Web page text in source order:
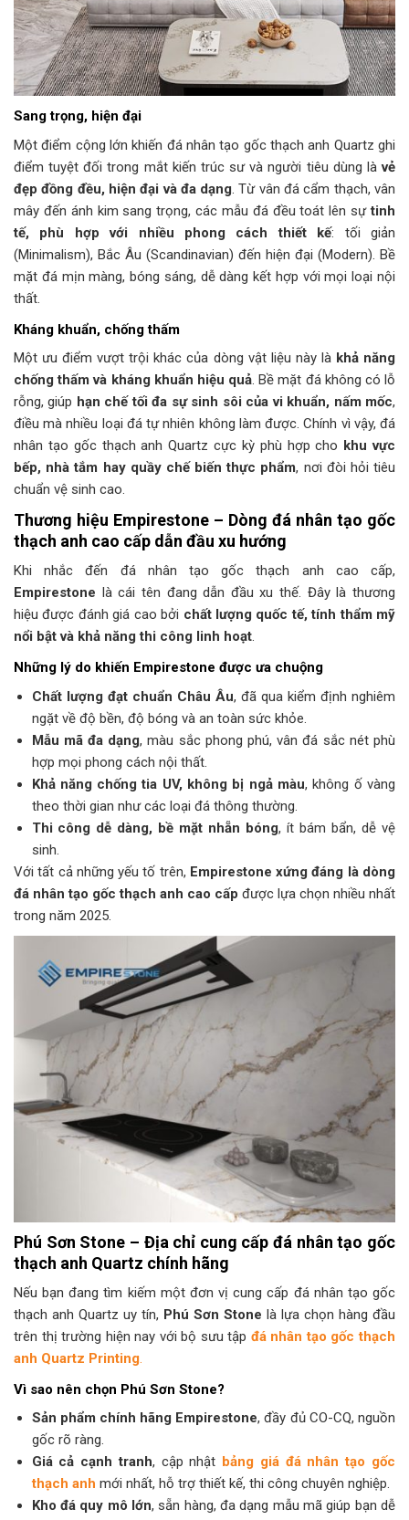
Sang trọng, hiện đại
Một điểm cộng lớn khiến đá nhân tạo gốc thạch anh Quartz ghi
điểm tuyệt đối trong mắt kiến trúc sư và người tiêu dùng làvẻ
đẹp đồng đều, hiện đại và đa dạng. Từ vân đá cẩm thạch, vân
mây đến ánh kim sang trọng, các mẫu đá đều toát lên sựtinh
tế, phù hợp với nhiều phong cách thiết kế: tối giản
(Minimalism), Bắc Âu (Scandinavian) đến hiện đại (Modern). Bề
mặt đá mịn màng, bóng sáng, dễ dàng kết hợp với mọi loại nội
thất.
Kháng khuẩn, chống thấm
Một ưu điểm vượt trội khác của dòng vật liệu này là khả năng
chống thấm và kháng khuẩn hiệu quả. Bề mặt đá không có lỗ
rỗng, giúp hạn chế tối đa sự sinh sôi của vi khuẩn, nấm mốc,
điều mà nhiều loại đá tự nhiên không làm được. Chính vì vậy, đá
nhân tạo gốc thạch anh Quartz cực kỳ phù hợp cho khu vực
bếp, nhà tắm hay quầy chế biến thực phẩm, nơi đòi hỏi tiêu
chuẩn vệ sinh cao.
Thương hiệu Empirestone – Dòng đá nhân tạo gốc
thạch anh cao cấp dẫn đầu xu hướng
Khi nhắc đến đá nhân tạo gốc thạch anh cao cấp,
Empirestone là cái tên đang dẫn đầu xu thế. Đây là thương
hiệu được đánh giá cao bởi chất lượng quốc tế, tính thẩm mỹ
nổi bật và khả năng thi công linh hoạt.
Những lý do khiến Empirestone được ưa chuộng
Chất lượng đạt chuẩn Châu Âu, đã qua kiểm định nghiêm
ngặt về độ bền, độ bóng và an toàn sức khỏe.
Mẫu mã đa dạng, màu sắc phong phú, vân đá sắc nét phù
hợp mọi phong cách nội thất.
Khả năng chống tia UV, không bị ngả màu, không ố vàng
theo thời gian như các loại đá thông thường.
Thi công dễ dàng, bề mặt nhẵn bóng, ít bám bẩn, dễ vệ
sinh.
Với tất cả những yếu tố trên, Empirestone xứng đáng là dòng
đá nhân tạo gốc thạch anh cao cấp được lựa chọn nhiều nhất
trong năm 2025.
Phú Sơn Stone – Địa chỉ cung cấp đá nhân tạo gốc
thạch anh Quartz chính hãng
Nếu bạn đang tìm kiếm một đơn vị cung cấp đá nhân tạo gốc
thạch anh Quartz uy tín, Phú Sơn Stone là lựa chọn hàng đầu
trên thị trường hiện nay với bộ sưu tập đá nhân tạo gốc thạch
anh Quartz Printing
Vì sao nên chọn Phú Sơn Stone?
Sản phẩm chính hãng Empirestone, đầy đủ CO-CQ, nguồn
gốc rõ ràng.
Giá cả cạnh tranh, cập nhật bảng giá đá nhân tạo gốc
thạch anh mới nhất, hỗ trợ thiết kế, thi công chuyên nghiệp.
Kho đá quy mô lớn, sẵn hàng, đa dạng mẫu mã giúp bạn dễ